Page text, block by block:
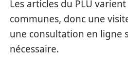
Les articles du PLU
communes, donc une
une consultation en ligne
nécessaire.